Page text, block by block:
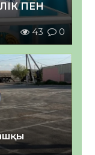
ПЕН
43 0